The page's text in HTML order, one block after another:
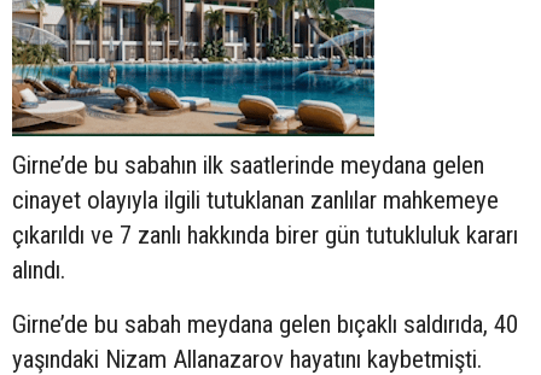
Girne’de bu sabahın ilk saatlerinde meydana gelen
cinayet olayıyla ilgili tutuklanan zanlılar mahkemeye
çıkarıldı ve 7 zanlı hakkında birer gün tutukluluk kararı
alındı.
Girne’de bu sabah meydana gelen bıçaklı saldırıda, 40
yaşındaki Nizam Allanazarov hayatını kaybetmişti.